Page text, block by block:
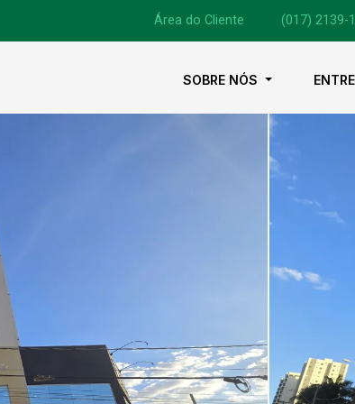
Área do Cliente (017) 2139-
SOBRE NÓS